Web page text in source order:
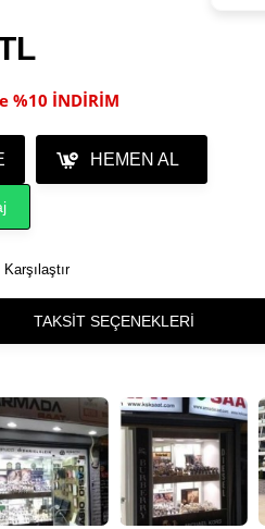
%10 İNDİRİM
HEMEN AL
Karşılaştır
TAKSIT SEÇENEKLERI